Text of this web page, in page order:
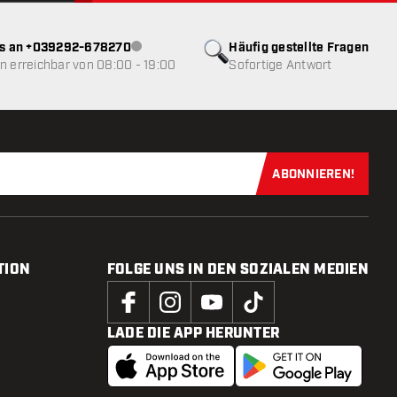
Häufig gestellte Fragen
Sofortige Antwort
an +039292-678270Kundenservice nicht verfügbar
erreichbar von 08:00 - 19:00
Jetzt für
ABONNIEREN!
FOLGE UNS IN DEN SOZIALEN MEDIEN
LADE DIE APP HERUNTER